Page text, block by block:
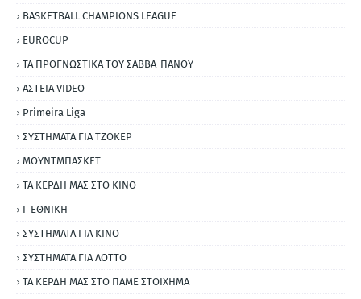
BASKETBALL CHAMPIONS LEAGUE
EUROCUP
ΤΑ ΠΡΟΓΝΩΣΤΙΚΑ ΤΟΥ ΣΑΒΒΑ-ΠΑΝΟΥ
ΑΣΤΕΙΑ VIDEO
Primeira Liga
ΣΥΣΤΗΜΑΤΑ ΓΙΑ ΤΖΟΚΕΡ
ΜΟΥΝΤΜΠΑΣΚΕΤ
ΤΑ ΚΕΡΔΗ ΜΑΣ ΣΤΟ ΚΙΝΟ
Γ ΕΘΝΙΚΗ
ΣΥΣΤΗΜΑΤΑ ΓΙΑ ΚΙΝΟ
ΣΥΣΤΗΜΑΤΑ ΓΙΑ ΛΟΤΤΟ
ΤΑ ΚΕΡΔΗ ΜΑΣ ΣΤΟ ΠΑΜΕ ΣΤΟΙΧΗΜΑ